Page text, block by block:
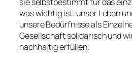
was wichtig ist: unser Leben
unsere Bedürfnisse als
Gesellschaft solidarisch und
nachhaltig erfüllen.